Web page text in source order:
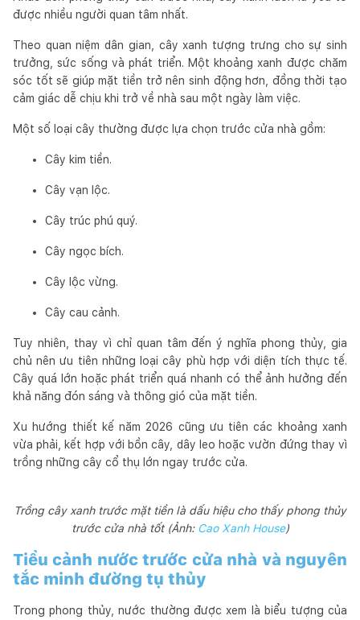
được nhiều người quan tâm nhất.
Theo quan niệm dân gian, cây xanh tượng trưng cho sự sinh
trưởng, sức sống và phát triển. Một khoảng xanh được chăm
sóc tốt sẽ giúp mặt tiền trở nên sinh động hơn, đồng thời tạo
cảm giác dễ chịu khi trở về nhà sau một ngày làm việc.
Một số loại cây thường được lựa chọn trước cửa nhà gồm:
Cây kim tiền.
Cây vạn lộc.
Cây trúc phú quý.
Cây ngọc bích.
Cây lộc vừng.
Cây cau cảnh.
Tuy nhiên, thay vì chỉ quan tâm đến ý nghĩa phong thủy, gia
chủ nên ưu tiên những loại cây phù hợp với diện tích thực tế.
Cây quá lớn hoặc phát triển quá nhanh có thể ảnh hưởng đến
khả năng đón sáng và thông gió của mặt tiền.
Xu hướng thiết kế năm 2026 cũng ưu tiên các khoảng xanh
vừa phải, kết hợp với bồn cây, dây leo hoặc vườn đứng thay vì
trồng những cây cổ thụ lớn ngay trước cửa.
Trồng cây xanh trước mặt tiền là dấu hiệu cho thấy phong thủy
trước cửa nhà tốt (Ảnh: Cao Xanh House)
Tiểu cảnh nước trước cửa nhà và nguyên
tắc minh đường tụ thủy
Trong phong thủy, nước thường được xem là biểu tượng của